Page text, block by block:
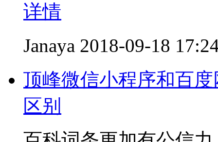
详情
Janaya 2018-09-18
顶峰微信小程序和百
区别